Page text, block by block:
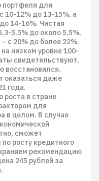
портфеля для
10-12% до 13-15%, а
14-16%. Чистая
5,5% до около 5,5%,
c 20% до более 22%.
низком уровне 100-
свидетельствуют,
восстановился.
оказаться даже
года.
роста в стране
для
в целом. В случае
сможет
росту кредитного
рекомендацию
245 рублей за